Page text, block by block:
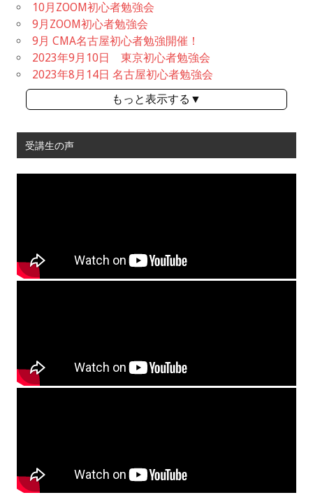
10月ZOOM初心者勉強会
9月ZOOM初心者勉強会
9月 CMA名古屋初心者勉強開催！
2023年9月10日 東京初心者勉強会
2023年8月14日 名古屋初心者勉強会
もっと表示する▼
受講生の声